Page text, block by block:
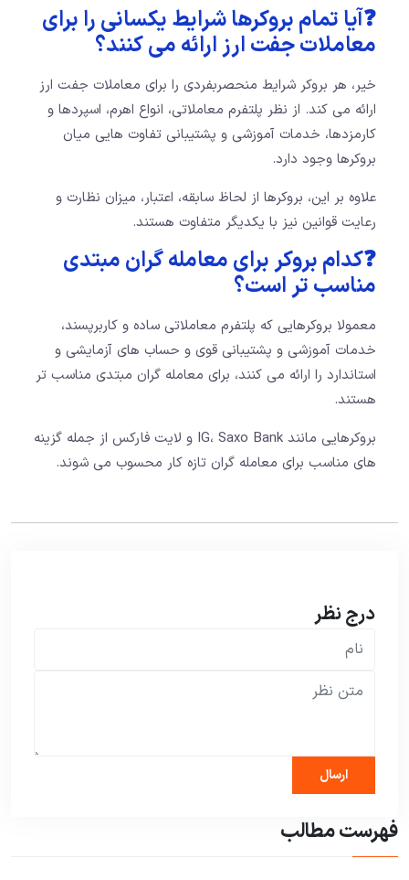
❓آیا تمام بروکرها شرایط یکسانی را برای
معاملات جفت ارز ارائه می کنند؟
خیر، هر بروکر شرایط منحصربفردی را برای معاملات جفت ارز
ارائه می کند. از نظر پلتفرم معاملاتی، انواع اهرم، اسپردها و
کارمزدها، خدمات آموزشی و پشتیبانی تفاوت هایی میان
بروکرها وجود دارد.
علاوه بر این، بروکرها از لحاظ سابقه، اعتبار، میزان نظارت و
رعایت قوانین نیز با یکدیگر متفاوت هستند.
❓کدام بروکر برای معامله گران مبتدی
مناسب تر است؟
معمولا بروکرهایی که پلتفرم معاملاتی ساده و کاربرپسند،
خدمات آموزشی و پشتیبانی قوی و حساب های آزمایشی و
استاندارد را ارائه می کنند، برای معامله گران مبتدی مناسب تر
هستند.
بروکرهایی مانند IG، Saxo Bank و لایت فارکس از جمله گزینه
های مناسب برای معامله گران تازه کار محسوب می شوند.
درج نظر
فهرست مطالب